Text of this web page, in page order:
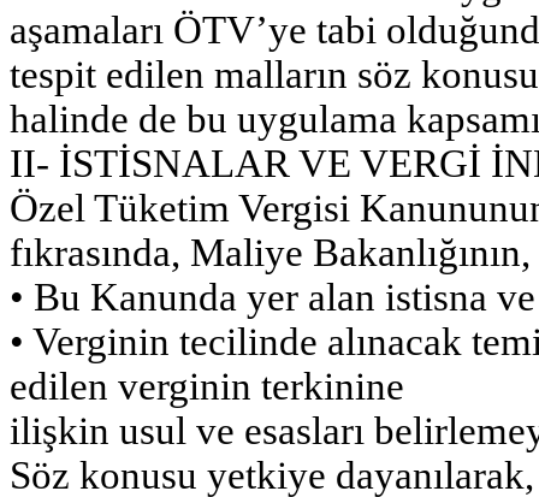
aşamaları ÖTV’ye tabi
tespit edilen malların söz
halinde de bu uygulama
II- İSTİSNALAR VE VERGİ
Özel Tüketim Vergisi
fıkrasında, Maliye Bakanlığının,
• Bu Kanunda yer alan istisna
• Verginin tecilinde alınacak
edilen verginin terkinine
ilişkin usul ve esasları
Söz konusu yetkiye